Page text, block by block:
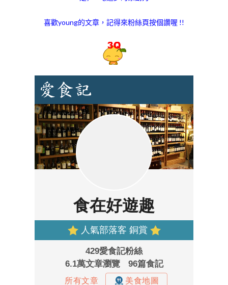
喜歡young的文章，記得來粉絲頁按個讚喔 !!